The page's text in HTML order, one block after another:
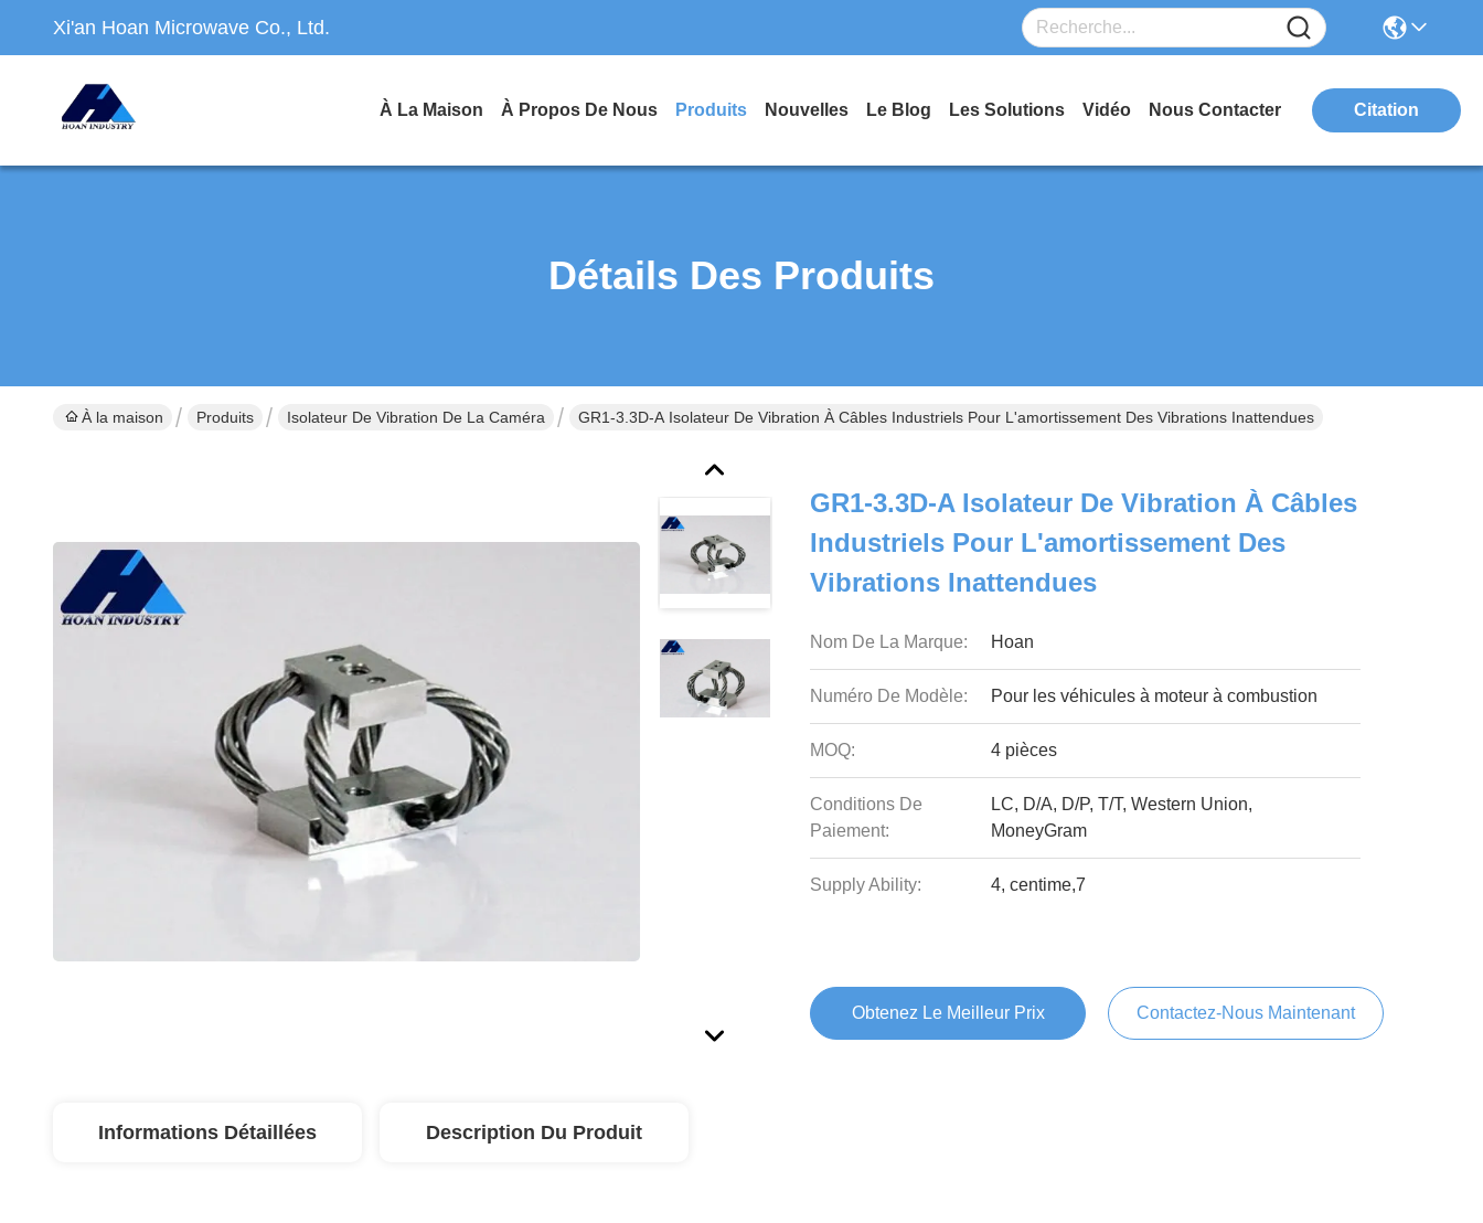
Xi'an Hoan Microwave Co., Ltd.
À La Maison À Propos De Nous Produits Nouvelles Le Blog Les Solutions Vidéo Nous Contacter Citation
Détails Des Produits
À la maison Produits Isolateur De Vibration De La Caméra GR1-3.3D-A Isolateur De Vibration À Câbles Industriels Pour L'amortissement Des Vibrations Inattendues
GR1-3.3D-A Isolateur De Vibration À Câbles
Industriels Pour L'amortissement Des
Vibrations Inattendues
Nom De La Marque: Hoan
Numéro De Modèle: Pour les véhicules à moteur à combustion
MOQ: 4 pièces
Conditions De
Paiement:
LC, D/A, D/P, T/T, Western Union,
MoneyGram
Supply Ability: 4, centime,7
Obtenez Le Meilleur Prix Contactez-Nous Maintenant
Informations Détaillées Description Du Produit